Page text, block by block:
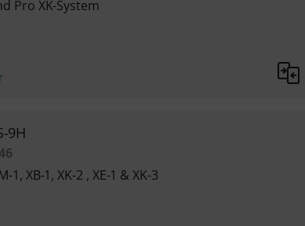
Pro XK-System
9H
46
1, XB-1, XK-2 , XE-1 & XK-3